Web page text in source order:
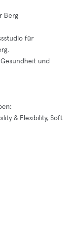
Berg
für
und
& Flexibility, Soft